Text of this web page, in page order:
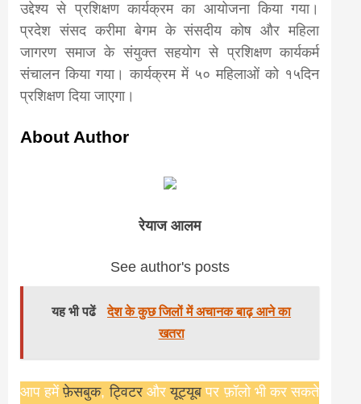
उद्देश्य से प्रशिक्षण कार्यक्रम का आयोजना किया गया।
प्रदेश संसद करीमा बेगम के संसदीय कोष और महिला
जागरण समाज के संयुक्त सहयोग से प्रशिक्षण कार्यकर्म
संचालन किया गया। कार्यक्रम में ५० महिलाओं को १५दिन
प्रशिक्षण दिया जाएगा।
About Author
रेयाज आलम
See author's posts
यह भी पढें
देश के कुछ जिलों में अचानक बाढ़ आने का
खतरा
आप हमेंफ़ेसबुक,ट्विटर औरयूट्यूब पर फ़ॉलो भी कर सकते